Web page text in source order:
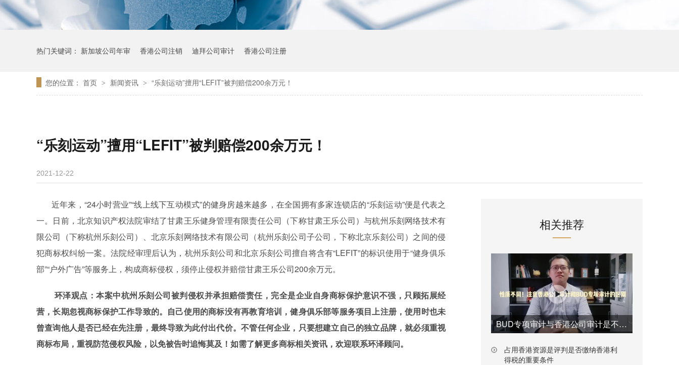
热门关键词： 新加坡公司年审 香港公司注销 迪拜公司审计 香港公司注册
您的位置： 首页 > 新闻资讯 > “乐刻运动”擅用“LEFIT”被判赔偿200余万元！
“乐刻运动”擅用“LEFIT”被判赔偿200余万元！
2021-12-22
近年来，“24小时营业”“线上线下互动模式”的健身房越来越多，在全国拥有多家连锁店的“乐刻运动”便是代表之
一。日前，北京知识产权法院审结了甘肃王乐健身管理有限责任公司（下称甘肃王乐公司）与杭州乐刻网络技术有
限公司（下称杭州乐刻公司）、北京乐刻网络技术有限公司（杭州乐刻公司子公司，下称北京乐刻公司）之间的侵
犯商标权纠纷一案。法院经审理后认为，杭州乐刻公司和北京乐刻公司擅自将含有“LEFIT”的标识使用于“健身俱乐
部”“户外广告”等服务上，构成商标侵权，须停止侵权并赔偿甘肃王乐公司200余万元。
环泽观点：本案中杭州乐刻公司被判侵权并承担赔偿责任，完全是企业自身商标保护意识不强，只顾拓展经
营，长期忽视商标保护工作导致的。自己使用的商标没有再教育培训，健身俱乐部等服务项目上注册，使用时也未
曾查询他人是否已经在先注册，最终导致为此付出代价。不管任何企业，只要想建立自己的独立品牌，就必须重视
商标布局，重视防范侵权风险，以免被告时追悔莫及！如需了解更多商标相关资讯，欢迎联系环泽顾问。
相关推荐
BUD专项审计与香港公司审计是不一样的
占用香港资源是评判是否缴纳香港利
得税的重要条件